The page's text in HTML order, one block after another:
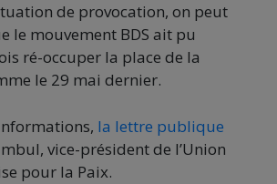
de provocation, on peut
le mouvement BDS ait pu
ré-occuper la place de la
le 29 mai dernier.
la lettre publique
vice-président de l’Union
pour la Paix.